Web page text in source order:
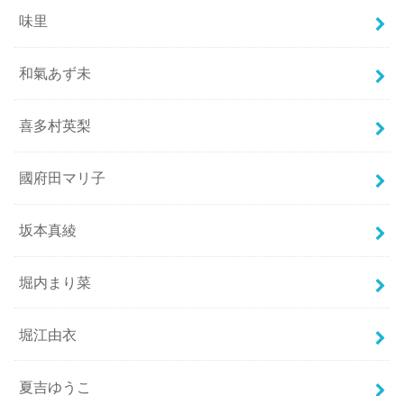
味里
和氣あず未
喜多村英梨
國府田マリ子
坂本真綾
堀内まり菜
堀江由衣
夏吉ゆうこ